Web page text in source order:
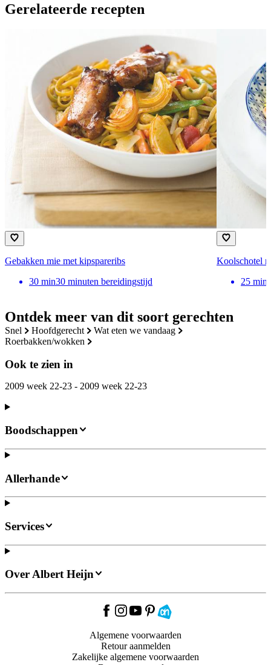
Ontdek meer van dit soort gerechten
snel hoofdgerecht
wat eten we vandaag
roerbakken/wokken
Ook te zien in
2009 week 22-23 - 2009 week 22-23
Gerelateerde recepten
Gebakken mie met kipspareribs
30 min30 minuten bereidingstijd
Koolschotel
25 min
Boodschappen
Allerhande
Services
Over Albert Heijn
Algemene voorwaarden
Retour aanmelden
Zakelijke algemene voorwaarden